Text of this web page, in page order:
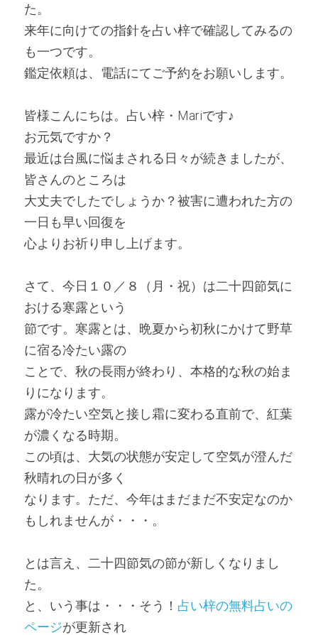
た。
来年に向けての指針を占い梓で確認してみるの
も一つです。
鑑定依頼は、電話にてご予約をお願いします。
皆様こんにちは。占い梓・Mariです♪
お元気ですか？
最近は台風に悩まされる日々が続きましたが、
皆さんのところは
大丈夫でしたでしょうか？被害に遭われた方の
一日も早い回復を
心よりお祈り申し上げます。
さて、今日１０／８（月・祝）は二十四節気に
おける寒露という
節です。寒露とは、晩夏から初秋にかけて野草
に宿る冷たい露の
ことで、秋の長雨が終わり、本格的な秋の始ま
りになります。
露が冷たい空気と接し霜に変わる直前で、紅葉
が濃くなる時期。
この頃は、大気の状態が安定して空気が澄んだ
秋晴れの日が多く
なります。ただ、今年はまだまだ不安定なのか
もしれませんが・・・。
とは言え、二十四節気の節が新しくなりまし
た。
と、いう事は・・・そう！ 占い梓の無料占いの
ページが更新され